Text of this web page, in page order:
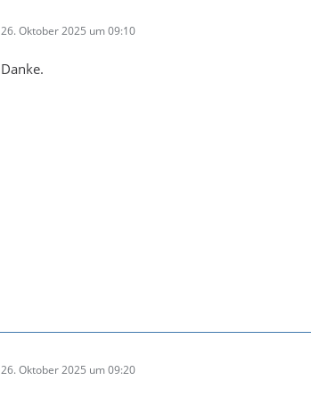
26. Oktober 2025 um 09:10
Danke.
26. Oktober 2025 um 09:20